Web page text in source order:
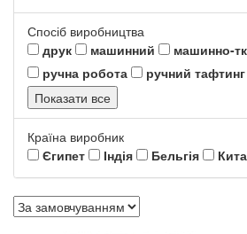
Спосіб виробництва
друк
машинний
машинно-
ручна робота
ручний тафтинг
Показати все
Країна виробник
Єгипет
Індія Бельгія